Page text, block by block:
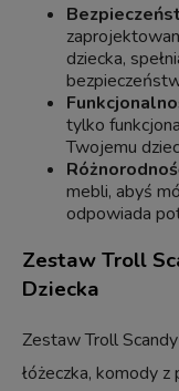
dziecka,
tylko
Twojemu
mebli, abyś
odpowiada
Zestaw Troll
Dziecka
Zestaw Troll
łóżeczka, komody